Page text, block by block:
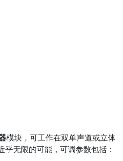
模块，可工作在双单声道或立体
乎无限的可能，可调参数包括：